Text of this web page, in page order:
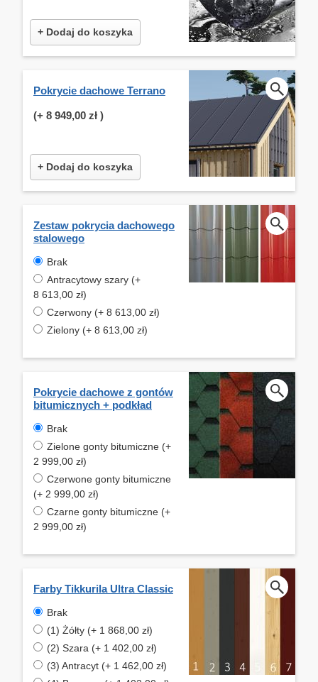
+ Dodaj do koszyka
Pokrycie dachowe Terrano
(+ 8 949,00 zł )
+ Dodaj do koszyka
Zestaw pokrycia dachowego
stalowego
Brak
Antracytowy szary (+
8 613,00 zł)
Czerwony (+ 8 613,00 zł)
Zielony (+ 8 613,00 zł)
Pokrycie dachowe z gontów
bitumicznych + podkład
Brak
Zielone gonty bitumiczne (+
2 999,00 zł)
Czerwone gonty bitumiczne
(+ 2 999,00 zł)
Czarne gonty bitumiczne (+
2 999,00 zł)
Farby Tikkurila Ultra Classic
Brak
(1) Żółty (+ 1 868,00 zł)
(2) Szara (+ 1 402,00 zł)
(3) Antracyt (+ 1 462,00 zł)